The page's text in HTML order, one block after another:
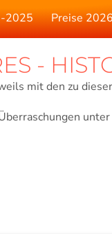
2025 Preise
-
mit den zu